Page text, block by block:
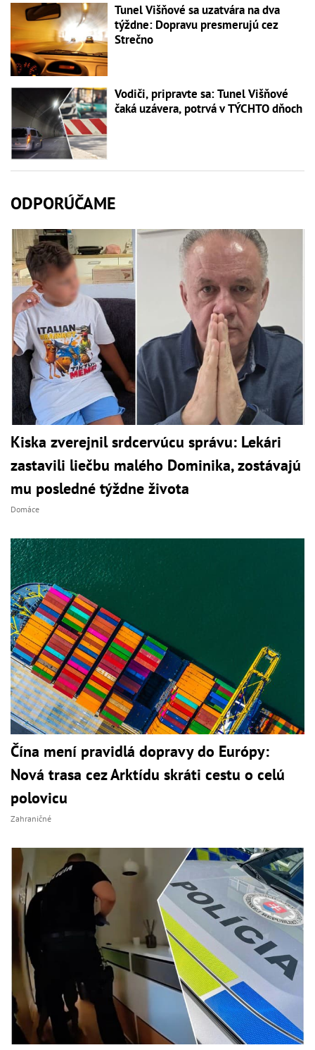
Tunel Višňové sa uzatvára na dva
týždne: Dopravu presmerujú cez
Strečno
Vodiči, pripravte sa: Tunel Višňové
čaká uzávera, potrvá v TÝCHTO dňoch
ODPORÚČAME
Kiska zverejnil srdcervúcu správu: Lekári
zastavili liečbu malého Dominika, zostávajú
mu posledné týždne života
Domáce
Čína mení pravidlá dopravy do Európy:
Nová trasa cez Arktídu skráti cestu o celú
polovicu
Zahraničné